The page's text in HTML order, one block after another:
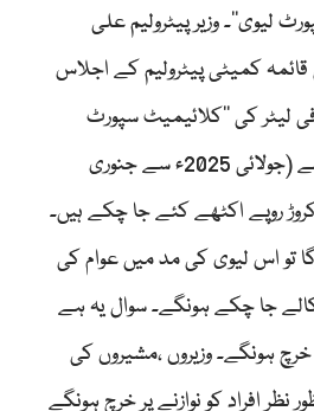
لیوی‘‘۔ وزیر پیٹرولیم علی
کمیٹی پیٹرولیم کے اجلاس
لیٹر کی ’’کلائیمیٹ سپورٹ
لیوی‘‘ سے 7ماہ کے عرصے (جولائی 2025ء سے جنوری
تک) 29 ارب 16کروڑ روپے اکٹھے کئے جا چکے ہیں۔
اس لیوی کی مد میں عوام کی
نکالے جا چکے ہونگے۔ سوال یہ ہے
ہونگے۔ وزیروں ،مشیروں کی
افراد کو نوازنے پر خرچ ہونگے